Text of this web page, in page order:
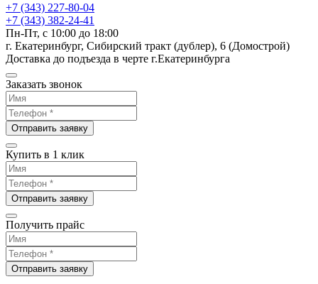
+7 (343) 227-80-04
+7 (343) 382-24-41
Пн-Пт, с 10:00 до 18:00
г. Екатеринбург, Сибирский тракт (дублер), 6 (Домострой)
Доставка до подъезда в черте г.Екатеринбурга
Заказать звонок
Отправить заявку
Купить в 1 клик
Отправить заявку
Получить прайс
Отправить заявку